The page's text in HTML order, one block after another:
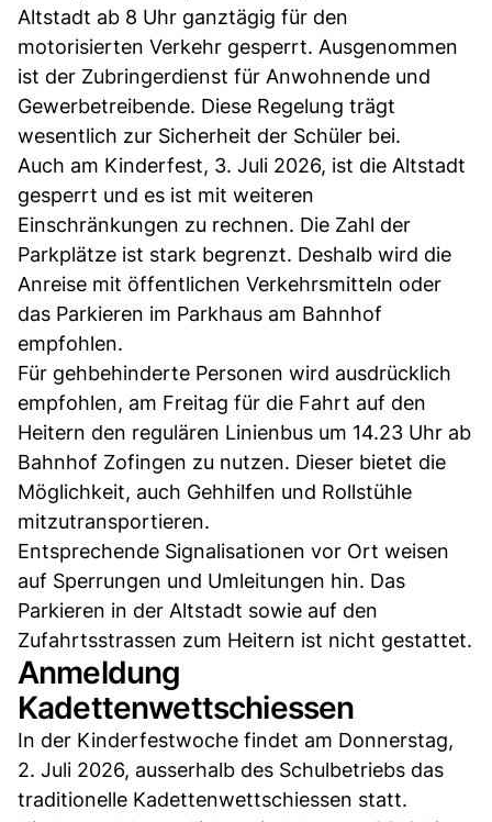
Altstadt ab 8 Uhr ganztägig für den
motorisierten Verkehr gesperrt. Ausgenommen
ist der Zubringerdienst für Anwohnende und
Gewerbetreibende. Diese Regelung trägt
wesentlich zur Sicherheit der Schüler bei.
Auch am Kinderfest, 3. Juli 2026, ist die Altstadt
gesperrt und es ist mit weiteren
Einschränkungen zu rechnen. Die Zahl der
Parkplätze ist stark begrenzt. Deshalb wird die
Anreise mit öffentlichen Verkehrsmitteln oder
das Parkieren im Parkhaus am Bahnhof
empfohlen.
Für gehbehinderte Personen wird ausdrücklich
empfohlen, am Freitag für die Fahrt auf den
Heitern den regulären Linienbus um 14.23 Uhr ab
Bahnhof Zofingen zu nutzen. Dieser bietet die
Möglichkeit, auch Gehhilfen und Rollstühle
mitzutransportieren.
Entsprechende Signalisationen vor Ort weisen
auf Sperrungen und Umleitungen hin. Das
Parkieren in der Altstadt sowie auf den
Zufahrtsstrassen zum Heitern ist nicht gestattet.
Anmeldung
Kadettenwettschiessen
In der Kinderfestwoche findet am Donnerstag,
2. Juli 2026, ausserhalb des Schulbetriebs das
traditionelle Kadettenwettschiessen statt.